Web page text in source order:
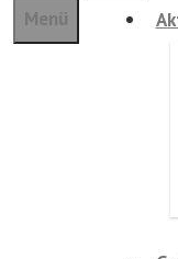
Menü